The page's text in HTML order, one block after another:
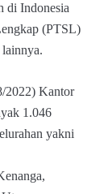
di Indonesia
(PTSL)
lainnya.
2022) Kantor
1.046
yakni